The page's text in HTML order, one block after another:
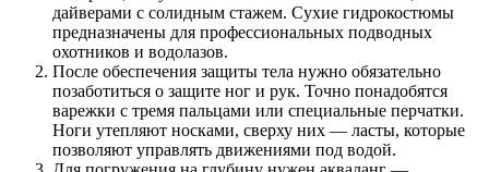
дайверами с солидным стажем. Сухие гидрокостюмы
предназначены для профессиональных подводных
охотников и водолазов.
После обеспечения защиты тела нужно обязательно
позаботиться о защите ног и рук. Точно понадобятся
варежки с тремя пальцами или специальные перчатки.
Ноги утепляют носками, сверху них — ласты, которые
позволяют управлять движениями под водой.